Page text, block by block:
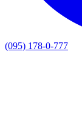
(095) 178-0-777